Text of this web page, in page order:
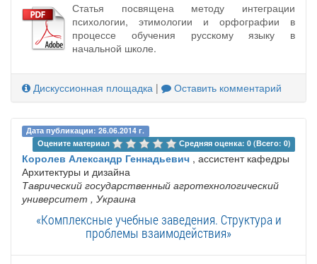
Статья посвящена методу интеграции
психологии, этимологии и орфографии в
процессе обучения русскому языку в
начальной школе.
Дискуссионная площадка | Оставить комментарий
Дата публикации: 26.06.2014 г.
Оцените материал
Средняя оценка: 0 (Всего: 0)
Королев Александр Геннадьевич , ассистент кафедры
Архитектуры и дизайна
Таврический государственный агротехнологический
университет , Украина
«Комплексные учебные заведения. Структура и
проблемы взаимодействия»